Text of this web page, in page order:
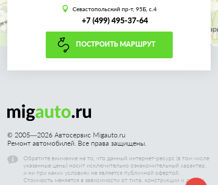
Севастопольский пр-т, 95Б, с.4
+7 (499) 495-37-64
ПОСТРОИТЬ МАРШРУТ
© 2005—2026 Автосервис Migauto.ru
Ремонт автомобилей. Все права защищены.
Обратите внимание на то, что данный интернет-ресурс (в том числе
указанные цены) носит исключительно ознакомительный характер,
и ни при каких условиях не является публичной офертой.
Стоимость меняется в зависимости от типа, конструкции и других